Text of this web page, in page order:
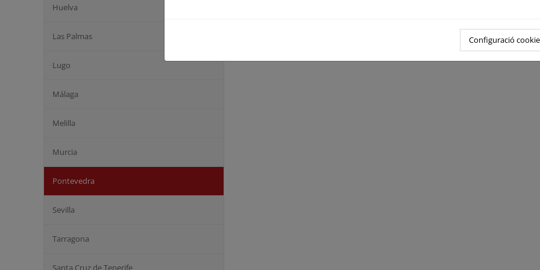
Huelva
Las Palmas
Lugo
Málaga
Melilla
Murcia
Pontevedra
Sevilla
Tarragona
Santa Cruz de Tenerife
Configuració